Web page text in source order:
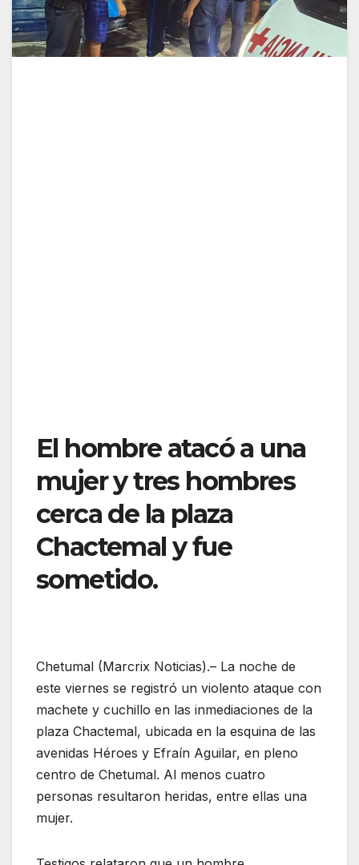
El hombre atacó a una
mujer y tres hombres
cerca de la plaza
Chactemal y fue
sometido.
Chetumal (Marcrix Noticias).– La noche de
este viernes se registró un violento ataque con
machete y cuchillo en las inmediaciones de la
plaza Chactemal, ubicada en la esquina de las
avenidas Héroes y Efraín Aguilar, en pleno
centro de Chetumal. Al menos cuatro
personas resultaron heridas, entre ellas una
mujer.